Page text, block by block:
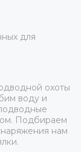
для
охоты
воду и
Подбираем
нам